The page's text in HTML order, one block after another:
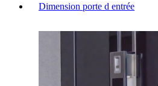
Dimension porte d entrée